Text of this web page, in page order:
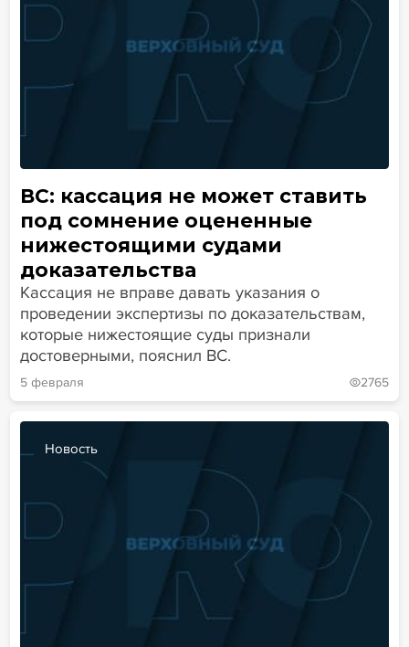
ВС: кассация не может ставить
под сомнение оцененные
нижестоящими судами
доказательства
Кассация не вправе давать указания о
проведении экспертизы по доказательствам,
которые нижестоящие суды признали
достоверными, пояснил ВС.
5 февраля 2765
Новость